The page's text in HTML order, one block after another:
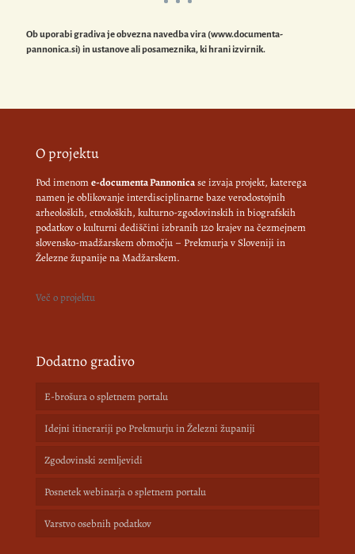
Ob uporabi gradiva je obvezna navedba vira (www.documenta-
pannonica.si) in ustanove ali posameznika, ki hrani izvirnik.
O projektu
Pod imenome-documenta Pannonicase izvaja projekt, katerega
namen je oblikovanje interdisciplinarne baze verodostojnih
arheoloških, etnoloških, kulturno-zgodovinskih in biografskih
podatkov o kulturni dediščini izbranih 120 krajev na čezmejnem
slovensko-madžarskem območju – Prekmurja v Sloveniji in
Železne županije na Madžarskem.
Več o projektu
Dodatno gradivo
E-brošura o spletnem portalu
Idejni itinerariji po Prekmurju in Železni županiji
Zgodovinski zemljevidi
Posnetek webinarja o spletnem portalu
Varstvo osebnih podatkov